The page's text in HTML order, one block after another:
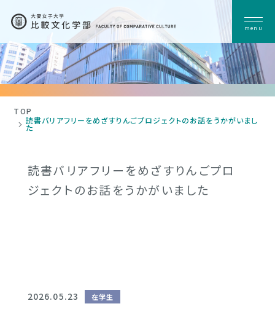
menu
比較文化学部について
学部の魅力
学部長・学科長 挨拶
授業紹介
学生対談企画
ONE DAY
学部出版物
コース・セミナー紹介
海外研修
TOP
読書バリアフリーをめざすりんごプロジェクトのお話をうかがいまし
た
読書バリアフリーをめざすりんごプロ
ジェクトのお話をうかがいました
2026.05.23 在学生